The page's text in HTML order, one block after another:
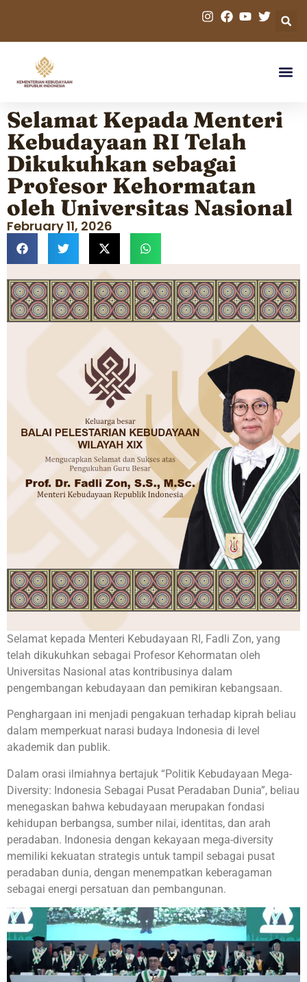
Selamat Kepada Menteri
Kebudayaan RI Telah
Dikukuhkan sebagai
Profesor Kehormatan
oleh Universitas Nasional
February 11, 2026
Selamat kepada Menteri Kebudayaan RI, Fadli Zon, yang
telah dikukuhkan sebagai Profesor Kehormatan oleh
Universitas Nasional atas kontribusinya dalam
pengembangan kebudayaan dan pemikiran kebangsaan.
Penghargaan ini menjadi pengakuan terhadap kiprah beliau
dalam memperkuat narasi budaya Indonesia di level
akademik dan publik.
Dalam orasi ilmiahnya bertajuk “Politik Kebudayaan Mega-
Diversity: Indonesia Sebagai Pusat Peradaban Dunia”, beliau
menegaskan bahwa kebudayaan merupakan fondasi
kehidupan berbangsa, sumber nilai, identitas, dan arah
peradaban. Indonesia dengan kekayaan mega-diversity
memiliki kekuatan strategis untuk tampil sebagai pusat
peradaban dunia, dengan menempatkan keberagaman
sebagai energi persatuan dan pembangunan.